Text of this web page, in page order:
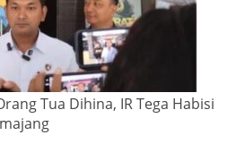
Tua Dihina, IR Tega Habisi